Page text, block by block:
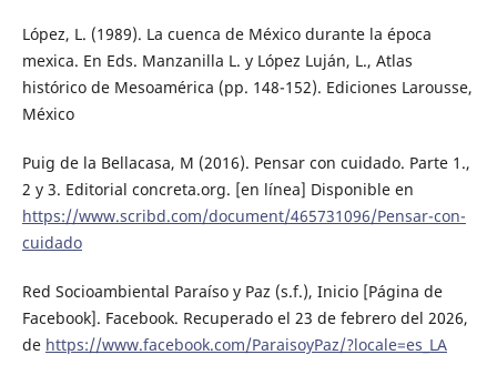
López, L. (1989). La cuenca de México durante la época
mexica. En Eds. Manzanilla L. y López Luján, L., Atlas
histórico de Mesoamérica (pp. 148-152). Ediciones Larousse,
México
Puig de la Bellacasa, M (2016). Pensar con cuidado. Parte 1.,
2 y 3. Editorial concreta.org. [en línea] Disponible en
https://www.scribd.com/document/465731096/Pensar-con-
cuidado
Red Socioambiental Paraíso y Paz (s.f.), Inicio [Página de
Facebook]. Facebook. Recuperado el 23 de febrero del 2026,
de https://www.facebook.com/ParaisoyPaz/?locale=es_LA